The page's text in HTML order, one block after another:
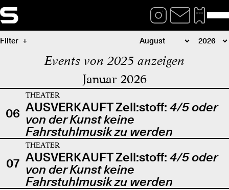
Filter
Events von 2025 anzeigen
Januar 2026
06
THEATER
AUSVERKAUFT Zell:stoff: 4/5 oder
von der Kunst keine
Fahrstuhlmusik zu werden
07
THEATER
AUSVERKAUFT Zell:stoff: 4/5 oder
von der Kunst keine
Fahrstuhlmusik zu werden